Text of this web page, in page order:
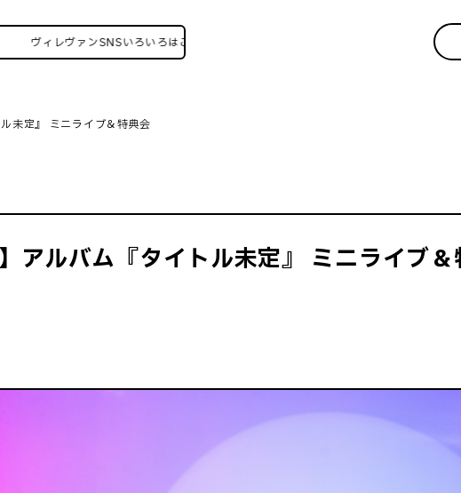
ィレヴァンSNSいろいろはこちら！
未定』 ミニライブ＆特典会
アルバム『タイトル未定』 ミニライブ